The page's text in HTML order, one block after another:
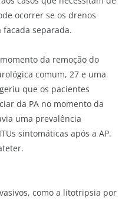
ocorrer se os drenos
separada.
da remoção do
comum, 27 e uma
que os pacientes
da PA no momento da
uma prevalência
sintomáticas após a AP.
como a litotripsia por